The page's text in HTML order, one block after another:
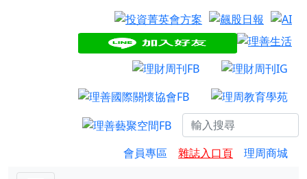
會員專區 雜誌入口頁 理周商城